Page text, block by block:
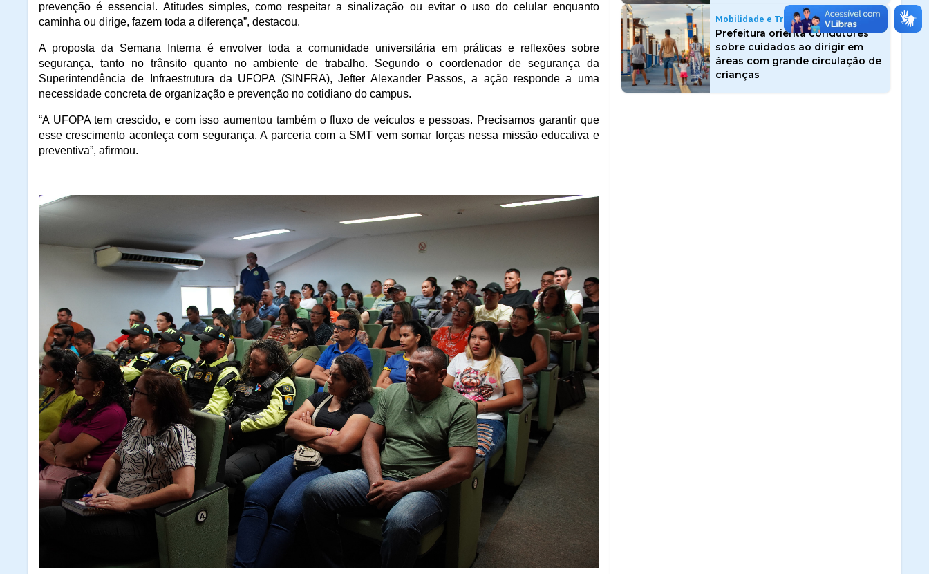
prevenção é essencial. Atitudes simples, como respeitar a sinalização ou evitar o uso do celular enquanto
caminha ou dirige, fazem toda a diferença”, destacou.
A proposta da Semana Interna é envolver toda a comunidade universitária em práticas e reflexões sobre
segurança, tanto no trânsito quanto no ambiente de trabalho. Segundo o coordenador de segurança da
Superintendência de Infraestrutura da UFOPA (SINFRA), Jefter Alexander Passos, a ação responde a uma
necessidade concreta de organização e prevenção no cotidiano do campus.
“A UFOPA tem crescido, e com isso aumentou também o fluxo de veículos e pessoas. Precisamos garantir que
esse crescimento aconteça com segurança. A parceria com a SMT vem somar forças nessa missão educativa e
preventiva”, afirmou.
Mobilidade e Trânsito
Prefeitura orienta condutores
sobre cuidados ao dirigir em
áreas com grande circulação de
crianças